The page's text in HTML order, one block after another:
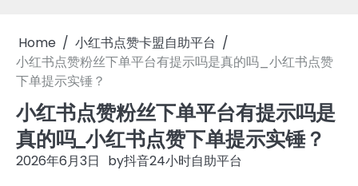
Home
小红书点赞卡盟自助平台
小红书点赞粉丝下单平台有提示吗是真的吗_小红书点赞
下单提示实锤？
小红书点赞粉丝下单平台有提示吗是
真的吗_小红书点赞下单提示实锤？
2026年6月3日 by抖音24小时自助平台